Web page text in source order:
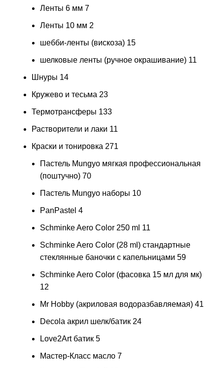
Ленты 6 мм 7
Ленты 10 мм 2
шебби-ленты (вискоза) 15
шелковые ленты (ручное окрашивание) 11
Шнуры 14
Кружево и тесьма 23
Термотрансферы 133
Растворители и лаки 11
Краски и тонировка 271
Пастель Mungyo мягкая профессиональная
(поштучно) 70
Пастель Mungyo наборы 10
PanPastel 4
Schminke Aero Color 250 ml 11
Schminke Aero Color (28 ml) стандартные
стеклянные баночки с капельницами 59
Schminke Aero Color (фасовка 15 мл для мк)
12
Mr Hobby (акриловая водоразбавляемая) 41
Decola акрил шелк/батик 24
Love2Art батик 5
Мастер-Класс масло 7